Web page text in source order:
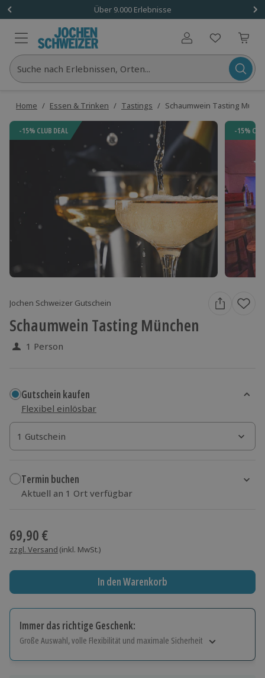
Über 9.000 Erlebnisse
Benutzerkonto
Suche nach Erlebnissen, Orten...
Home / Essen & Trinken / Tastings / Schaumwein Tasting
-15% CLUB DEAL -15%
Jochen Schweizer Gutschein
Schaumwein Tasting München
1 Person
Gutschein kaufen
Flexibel einlösbar
1 Gutschein
1 Gutschein
1 Gutschein
Termin buchen
Aktuell an 1 Ort verfügbar
69,90 €
zzgl. Versand (inkl. MwSt.)
In den Warenkorb
Immer das richtige Geschenk:
Große Auswahl, volle Flexibilität und maximale Sicherheit